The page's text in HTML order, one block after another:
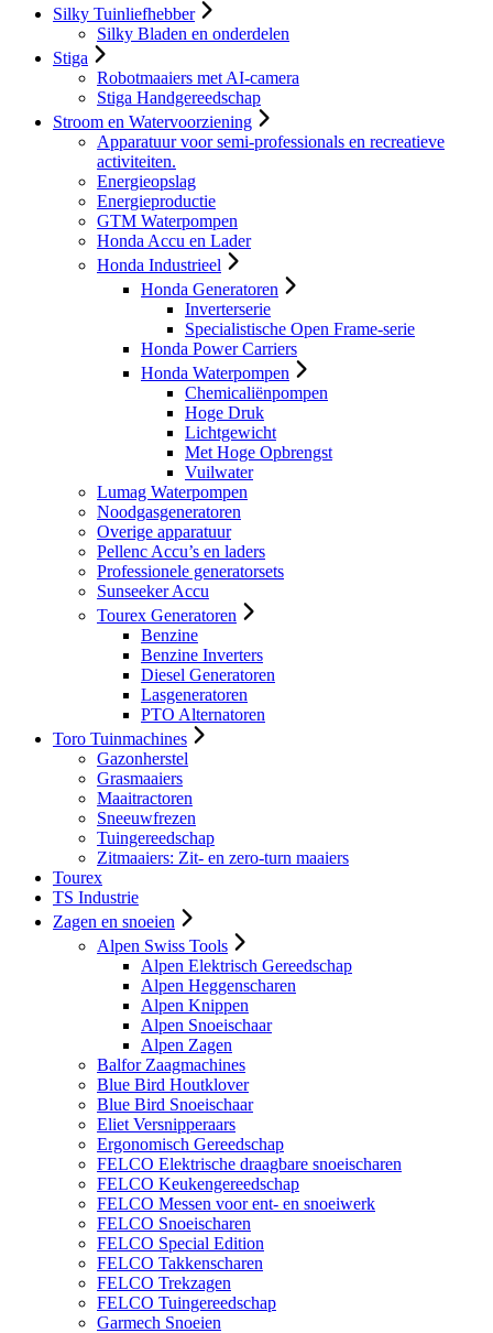
Silky Tuinliefhebber
Silky Bladen en onderdelen
Stiga
Robotmaaiers met AI-camera
Stiga Handgereedschap
Stroom en Watervoorziening
Apparatuur voor semi-professionals en recreatieve
activiteiten.
Energieopslag
Energieproductie
GTM Waterpompen
Honda Accu en Lader
Honda Industrieel
Honda Generatoren
Inverterserie
Specialistische Open Frame-serie
Honda Power Carriers
Honda Waterpompen
Chemicaliënpompen
Hoge Druk
Lichtgewicht
Met Hoge Opbrengst
Vuilwater
Lumag Waterpompen
Noodgasgeneratoren
Overige apparatuur
Pellenc Accu’s en laders
Professionele generatorsets
Sunseeker Accu
Tourex Generatoren
Benzine
Benzine Inverters
Diesel Generatoren
Lasgeneratoren
PTO Alternatoren
Toro Tuinmachines
Gazonherstel
Grasmaaiers
Maaitractoren
Sneeuwfrezen
Tuingereedschap
Zitmaaiers: Zit- en zero-turn maaiers
Tourex
TS Industrie
Zagen en snoeien
Alpen Swiss Tools
Alpen Elektrisch Gereedschap
Alpen Heggenscharen
Alpen Knippen
Alpen Snoeischaar
Alpen Zagen
Balfor Zaagmachines
Blue Bird Houtklover
Blue Bird Snoeischaar
Eliet Versnipperaars
Ergonomisch Gereedschap
FELCO Elektrische draagbare snoeischaren
FELCO Keukengereedschap
FELCO Messen voor ent- en snoeiwerk
FELCO Snoeischaren
FELCO Special Edition
FELCO Takkenscharen
FELCO Trekzagen
FELCO Tuingereedschap
Garmech Snoeien